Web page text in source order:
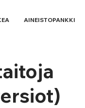
AINEISTOPANKKI